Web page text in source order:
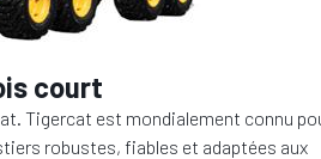
court
Tigercat est mondialement connu
robustes, fiables et adaptées aux